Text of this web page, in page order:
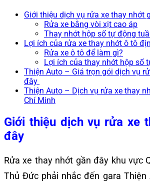
Giới thiệu dịch vụ rửa xe thay nhớt
Rửa xe bằng vòi xịt cao áp
Thay nhớt hộp số tự động
Lợi ích của rửa xe thay nhớt ô tô
Rửa xe ô tô để làm gì?
Lợi ích của thay nhớt hộp số
Thiện Auto – Giá trọn gói dịch vụ
đây
Thiện Auto – Dịch vụ rửa xe thay
Chí Minh
Giới thiệu dịch vụ rửa xe
đây
Rửa xe thay nhớt gần đây khu vực
Thủ Đức phải nhắc đến gara Thiện